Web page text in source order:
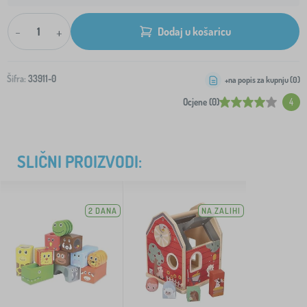
- + Dodaj u košaricu
Šifra: 33911-0
Ocjene (0) 4
+na popis za kupnju (0)
SLIČNI PROIZVODI:
2 DANA NA ZALIHI